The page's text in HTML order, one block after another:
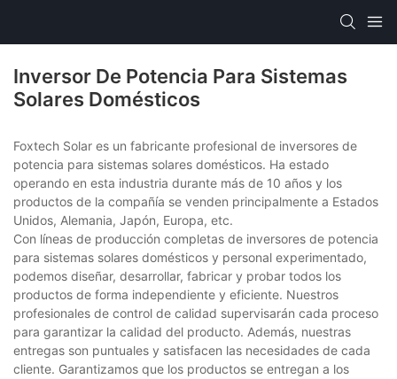
Inversor De Potencia Para Sistemas
Solares Domésticos
Foxtech Solar es un fabricante profesional de inversores de
potencia para sistemas solares domésticos. Ha estado
operando en esta industria durante más de 10 años y los
productos de la compañía se venden principalmente a Estados
Unidos, Alemania, Japón, Europa, etc.
Con líneas de producción completas de inversores de potencia
para sistemas solares domésticos y personal experimentado,
podemos diseñar, desarrollar, fabricar y probar todos los
productos de forma independiente y eficiente. Nuestros
profesionales de control de calidad supervisarán cada proceso
para garantizar la calidad del producto. Además, nuestras
entregas son puntuales y satisfacen las necesidades de cada
cliente. Garantizamos que los productos se entregan a los